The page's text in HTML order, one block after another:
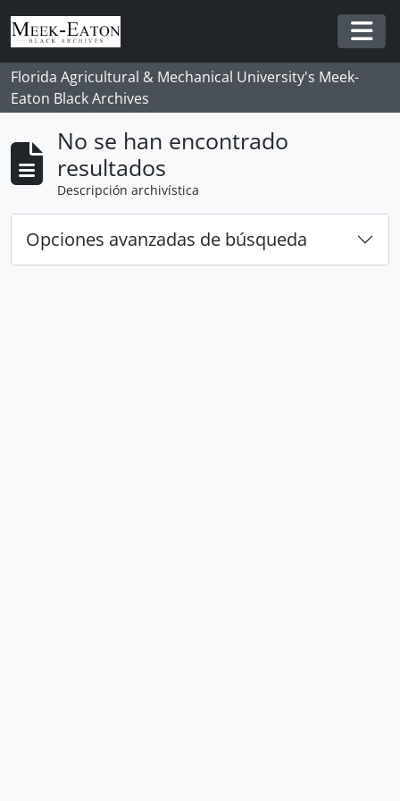
Skip to main content
Florida Agricultural & Mechanical University's Meek-
Eaton Black Archives
No se han encontrado
resultados
Descripción archivística
Opciones avanzadas de búsqueda